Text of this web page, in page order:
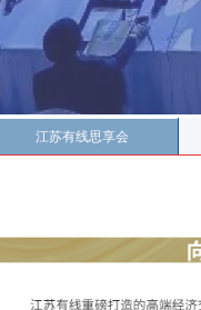
江苏有线思享会